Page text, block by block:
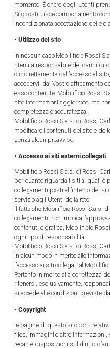
momento. É onere degli Utenti
Sito costituisce comportamento
incondizionata accettazione delle
• Utilizzo del sito
In nessun caso Mobilificio Rossi
ritenuta responsabile dei danni di
o indirettamente dall’accesso al
accedervi, dal Vostro affidamento
esso contenute. Mobilificio Rossi
sito informazioni aggiornate, ma
completezza o accuratezza.
Mobilificio Rossi S.a.s. di Rossi
modificare i contenuti del sito e
senza alcun preavviso.
• Accesso ai siti esterni collegati
Mobilificio Rossi S.a.s. di Rossi
per quanto riguarda i siti ai quali è
collegamenti posti all’interno del
servizio agli Utenti della rete.
Il fatto che Mobilificio Rossi S.a.s.
collegamenti, non implica
contenuti e grafica, Mobilificio
ogni tipo di responsabilità.
Mobilificio Rossi S.a.s. di Rossi
in alcun modo in merito alle
l’accesso ai siti collegati al
Pertanto in merito alla correttezza
ritenersi, esclusivamente,
si accede alle condizioni previste
• Copyright
le pagine di questo sito con i
files, immagini e altre informazioni,
recante disposizioni sul diritto